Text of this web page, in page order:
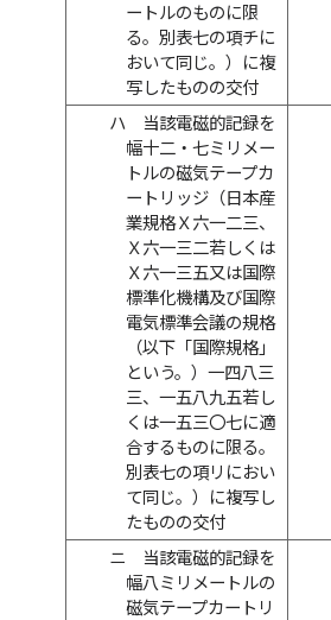
ートルのものに限
る。別表七の項チに
おいて同じ。）に複
写したものの交付
ハ
当該電磁的記録を
幅十二・七ミリメー
トルの磁気テープカ
ートリッジ（日本産
業規格Ｘ六一二三、
Ｘ六一三二若しくは
Ｘ六一三五又は国際
標準化機構及び国際
電気標準会議の規格
（以下「国際規格」
という。）一四八三
三、一五八九五若し
くは一五三〇七に適
合するものに限る。
別表七の項リにおい
て同じ。）に複写し
たものの交付
ニ
当該電磁的記録を
幅八ミリメートルの
磁気テープカートリ